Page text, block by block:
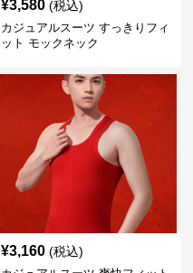
¥3,580 (税込)
カジュアルスーツ すっきりフィ
ット モックネック
¥3,160 (税込)